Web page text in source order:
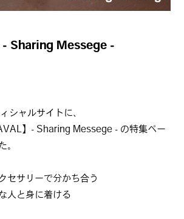
- Sharing Messege -
シャルサイトに、
】- Sharing Messege - の特集ペー
。
セサリーで分かち合う
人と身に着ける